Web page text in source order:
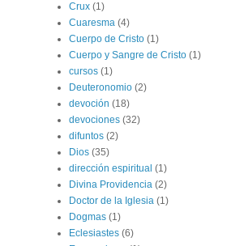
Crux (1)
Cuaresma (4)
Cuerpo de Cristo (1)
Cuerpo y Sangre de Cristo (1)
cursos (1)
Deuteronomio (2)
devoción (18)
devociones (32)
difuntos (2)
Dios (35)
dirección espiritual (1)
Divina Providencia (2)
Doctor de la Iglesia (1)
Dogmas (1)
Eclesiastes (6)